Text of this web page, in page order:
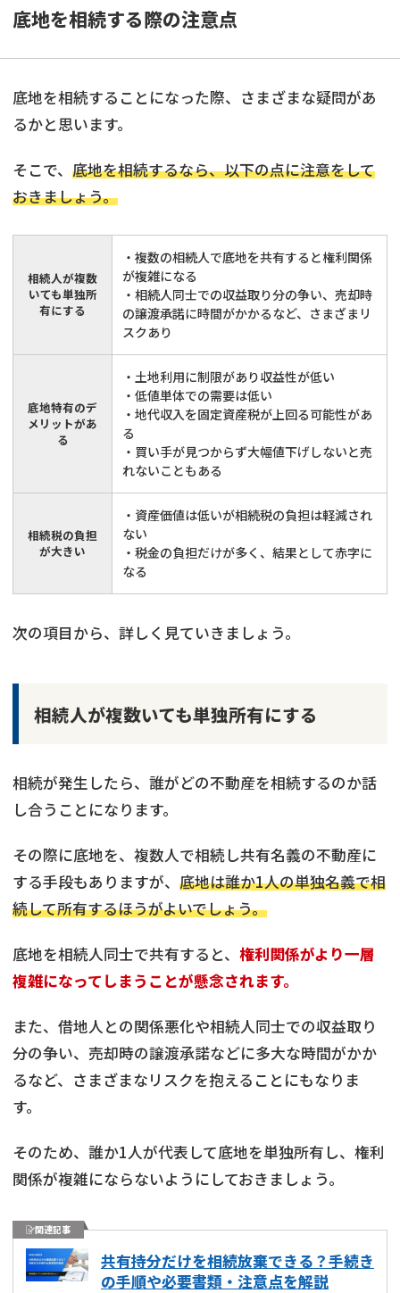
底地を相続する際の注意点
底地を相続することになった際、さまざまな疑問があ
るかと思います。
そこで、 底地を相続するなら、以下の点に注意をして
おきましょう。
相続人が複数
いても単独所
有にする
・複数の相続人で底地を共有すると権利関係
が複雑になる
・相続人同士での収益取り分の争い、売却時
の譲渡承諾に時間がかかるなど、さまざまリ
スクあり
底地特有のデ
メリットがあ
る
・土地利用に制限があり収益性が低い
・低値単体での需要は低い
・地代収入を固定資産税が上回る可能性があ
る
・買い手が見つからず大幅値下げしないと売
れないこともある
相続税の負担
が大きい
・資産価値は低いが相続税の負担は軽減され
ない
・税金の負担だけが多く、結果として赤字に
なる
次の項目から、詳しく見ていきましょう。
相続人が複数いても単独所有にする
相続が発生したら、誰がどの不動産を相続するのか話
し合うことになります。
その際に底地を、複数人で相続し共有名義の不動産に
する手段もありますが、 底地は誰か1人の単独名義で相
続して所有するほうがよいでしょう。
底地を相続人同士で共有すると、 権利関係がより一層
複雑になってしまうことが懸念されます。
また、借地人との関係悪化や相続人同士での収益取り
分の争い、売却時の譲渡承諾などに多大な時間がかか
るなど、さまざまなリスクを抱えることにもなりま
す。
そのため、誰か1人が代表して底地を単独所有し、権利
関係が複雑にならないようにしておきましょう。
関連記事
共有持分だけを相続放棄できる？手続き
の手順や必要書類・注意点を解説